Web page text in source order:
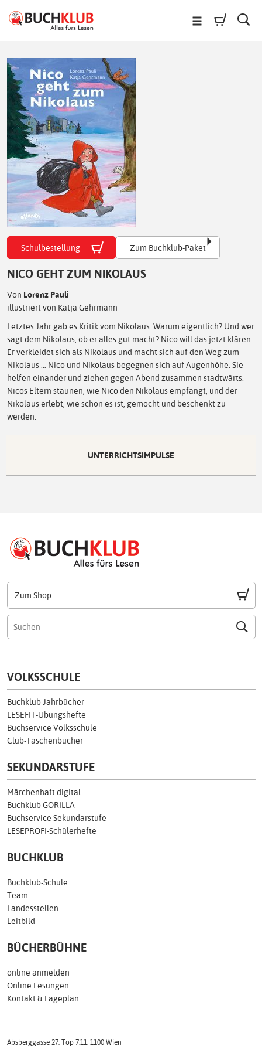
Schulbestellung Zum Buchklub-Paket
NICO GEHT ZUM NIKOLAUS
Von Lorenz Pauli
illustriert von Katja Gehrmann
Letztes Jahr gab es Kritik vom Nikolaus. Warum eigentlich? Und wer
sagt dem Nikolaus, ob er alles gut macht? Nico will das jetzt klären.
Er verkleidet sich als Nikolaus und macht sich auf den Weg zum
Nikolaus … Nico und Nikolaus begegnen sich auf Augenhöhe. Sie
helfen einander und ziehen gegen Abend zusammen stadtwärts.
Nicos Eltern staunen, wie Nico den Nikolaus empfängt, und der
Nikolaus erlebt, wie schön es ist, gemocht und beschenkt zu
werden.
UNTERRICHTSIMPULSE
Zum Shop
VOLKSSCHULE
Buchklub Jahrbücher
LESEFIT-Übungshefte
Buchservice Volksschule
Club-Taschenbücher
SEKUNDARSTUFE
Märchenhaft digital
Buchklub GORILLA
Buchservice Sekundarstufe
LESEPROFI-Schülerhefte
BUCHKLUB
Buchklub-Schule
Team
Landesstellen
Leitbild
BÜCHERBÜHNE
online anmelden
Online Lesungen
Kontakt & Lageplan
Absberggasse 27, Top 7.11, 1100 Wien